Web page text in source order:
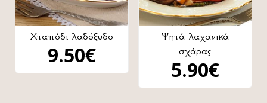
Χταπόδι λαδόξυδο
9.50€
Ψητά λαχανικά
σχάρας
5.90€